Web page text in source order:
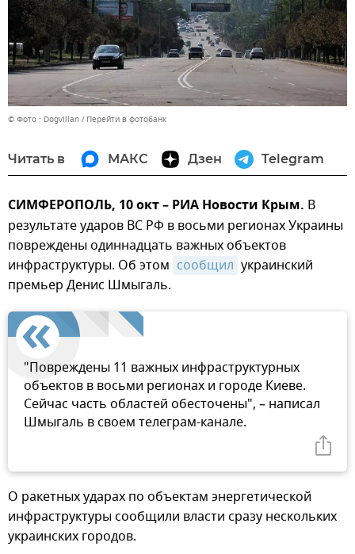
© Фото : Dogvillan Перейти в фотобанк
Читать в МАКС Дзен Telegram
СИМФЕРОПОЛЬ, 10 окт – РИА Новости Крым. В
результате ударов ВС РФ в восьми регионах Украины
повреждены одиннадцать важных объектов
инфраструктуры. Об этом сообщил украинский
премьер Денис Шмыгаль.
"Повреждены 11 важных инфраструктурных
объектов в восьми регионах и городе Киеве.
Сейчас часть областей обесточены", – написал
Шмыгаль в своем телеграм-канале.
О ракетных ударах по объектам энергетической
инфраструктуры сообщили власти сразу нескольких
украинских городов.